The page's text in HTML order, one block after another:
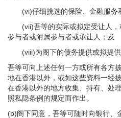
(vi)仔细挑选的保险、金融服务
(vii)吾等的实际或拟定受让人
参与者或附属参与者或承让人；及
(viii)为阁下的债务提供或拟提
吾等可向上述任何一方或所有各方
地在香港以外，或如这些资料一经
在香港以外的地方收集、持有、处
照私隐条例的规定而作出。
(b)阁下同意，吾等可随时向银行、